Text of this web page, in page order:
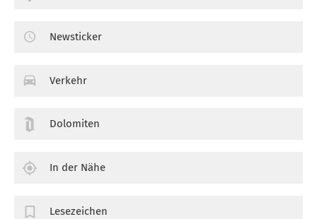
Newsticker
Verkehr
Dolomiten
In der Nähe
Lesezeichen